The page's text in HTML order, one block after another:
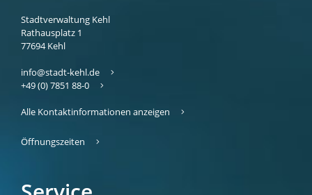
Stadtverwaltung Kehl
Rathausplatz 1
77694 Kehl
info@stadt-kehl.de
+49 (0) 7851 88-0
Alle Kontaktinformationen anzeigen
Öffnungszeiten